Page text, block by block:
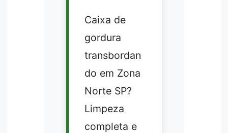
Caixa de
gordura
transbordan
do em Zona
Norte SP?
Limpeza
completa e